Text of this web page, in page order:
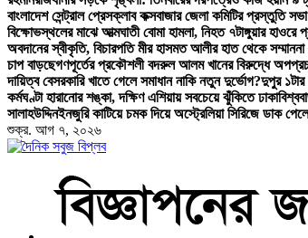
বাংলাদেশ সেন্ট্রাল প্রেসক্লাব কক্সবাজার জেলা কমিটির প্রস্তুতি
বিক্ষোভস্থলের মাঝে আত্মঘাতী বোমা হামলা, নিহত ৭টাঙ্গুয়ার হাওরে
অবদানের স্বীকৃতি, বিচারপতি মীর হাসমত আলীর হাত থেকে
চাপ বাড়ছেগণপূর্তের প্রকৌশলী বদরুল আলম খানের বিরুদ্ধে
দায়িত্ব বেসরকারি খাতে গেলে সমাধান নাকি নতুন দুর্ভোগ?দুপুর ১টার
কর্মঘণ্টা হারানোর শঙ্কা, দক্ষিণ এশিয়ায় সবচেয়ে ঝুঁকিতে ঢাকা
সালাহউদ্দিনইনজুরি কাটিয়ে চমক দিয়ে অস্ট্রেলিয়া সিরিজে ডাক
শুক্র. আগ ৭, ২০২৬
বাংলা নিউজ পেপার